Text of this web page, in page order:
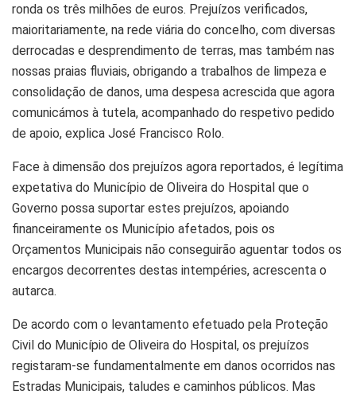
ronda os três milhões de euros. Prejuízos verificados,
maioritariamente, na rede viária do concelho, com diversas
derrocadas e desprendimento de terras, mas também nas
nossas praias fluviais, obrigando a trabalhos de limpeza e
consolidação de danos, uma despesa acrescida que agora
comunicámos à tutela, acompanhado do respetivo pedido
de apoio, explica José Francisco Rolo.
Face à dimensão dos prejuízos agora reportados, é legítima
expetativa do Município de Oliveira do Hospital que o
Governo possa suportar estes prejuízos, apoiando
financeiramente os Município afetados, pois os
Orçamentos Municipais não conseguirão aguentar todos os
encargos decorrentes destas intempéries, acrescenta o
autarca.
De acordo com o levantamento efetuado pela Proteção
Civil do Município de Oliveira do Hospital, os prejuízos
registaram-se fundamentalmente em danos ocorridos nas
Estradas Municipais, taludes e caminhos públicos. Mas